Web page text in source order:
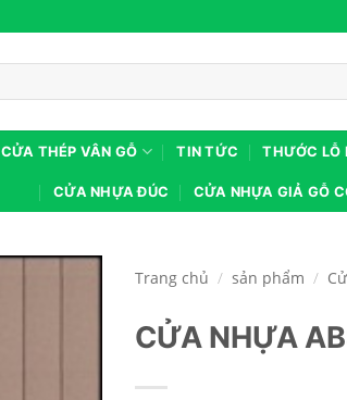
CỬA THÉP VÂN GỖ TIN TỨC THƯỚC LỖ
CỬA NHỰA ĐÚC CỬA NHỰA GIẢ GỖ
Trang chủ / sản phẩm /
CỬA NHỰA